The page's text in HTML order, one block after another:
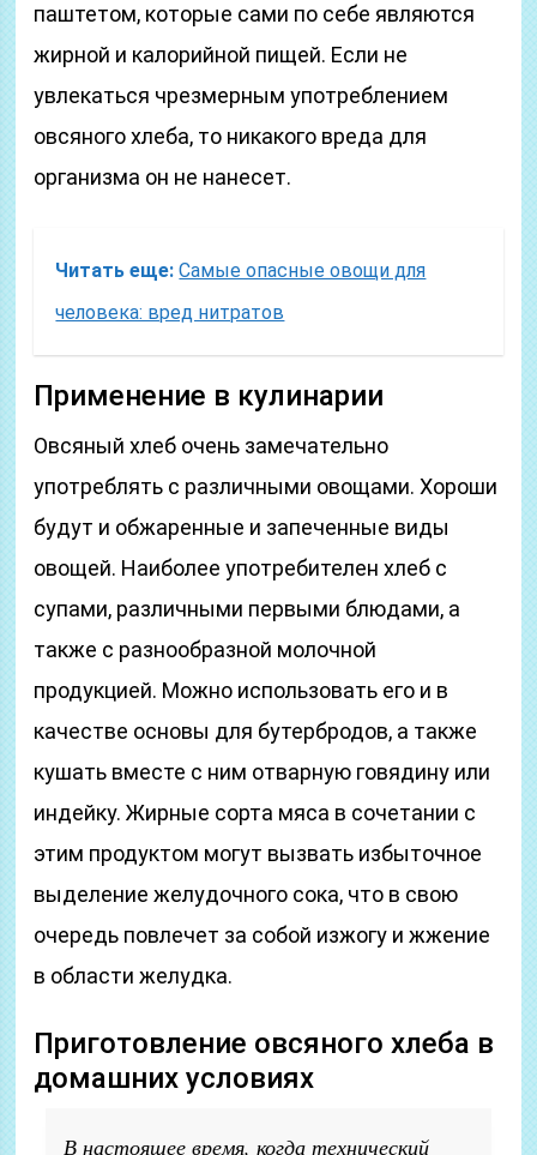
паштетом, которые сами по себе являются
жирной и калорийной пищей. Если не
увлекаться чрезмерным употреблением
овсяного хлеба, то никакого вреда для
организма он не нанесет.
Читать еще: Самые опасные овощи для
человека: вред нитратов
Применение в кулинарии
Овсяный хлеб очень замечательно
употреблять с различными овощами. Хороши
будут и обжаренные и запеченные виды
овощей. Наиболее употребителен хлеб с
супами, различными первыми блюдами, а
также с разнообразной молочной
продукцией. Можно использовать его и в
качестве основы для бутербродов, а также
кушать вместе с ним отварную говядину или
индейку. Жирные сорта мяса в сочетании с
этим продуктом могут вызвать избыточное
выделение желудочного сока, что в свою
очередь повлечет за собой изжогу и жжение
в области желудка.
Приготовление овсяного хлеба в
домашних условиях
В настоящее время, когда технический